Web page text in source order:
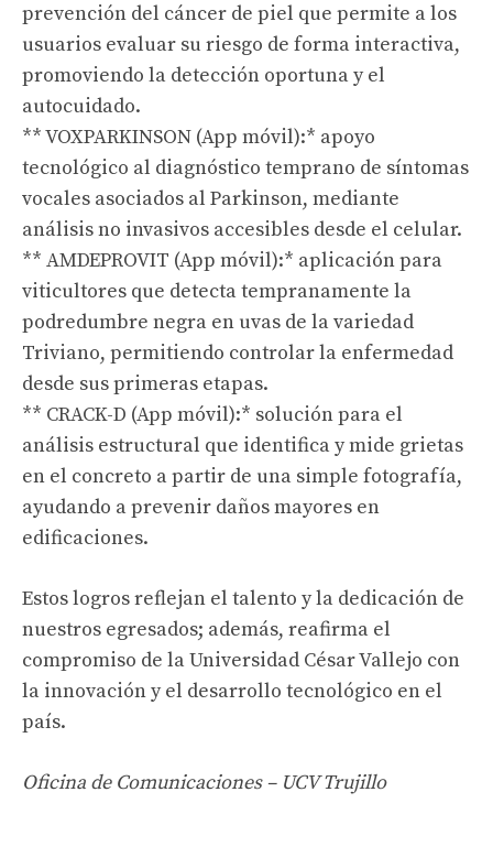
prevención del cáncer de piel que permite a los
usuarios evaluar su riesgo de forma interactiva,
promoviendo la detección oportuna y el
autocuidado.
** VOXPARKINSON (App móvil):* apoyo
tecnológico al diagnóstico temprano de síntomas
vocales asociados al Parkinson, mediante
análisis no invasivos accesibles desde el celular.
** AMDEPROVIT (App móvil):* aplicación para
viticultores que detecta tempranamente la
podredumbre negra en uvas de la variedad
Triviano, permitiendo controlar la enfermedad
desde sus primeras etapas.
** CRACK-D (App móvil):* solución para el
análisis estructural que identifica y mide grietas
en el concreto a partir de una simple fotografía,
ayudando a prevenir daños mayores en
edificaciones.
Estos logros reflejan el talento y la dedicación de
nuestros egresados; además, reafirma el
compromiso de la Universidad César Vallejo con
la innovación y el desarrollo tecnológico en el
país.
Oficina de Comunicaciones – UCV Trujillo